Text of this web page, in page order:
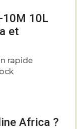
10M 10L
et
rapide
Africa ?